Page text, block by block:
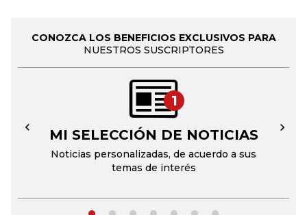
CONOZCA LOS BENEFICIOS EXCLUSIVOS PARA
NUESTROS SUSCRIPTORES
1
MI SELECCIÓN DE NOTICIAS
Noticias personalizadas, de acuerdo a sus
temas de interés
← →